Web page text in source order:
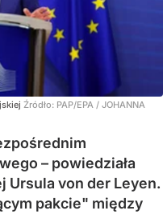
Źródło: PAP/EPA / JOHANNA
– powiedziała
Ursula von der Leyen.
pakcie" między